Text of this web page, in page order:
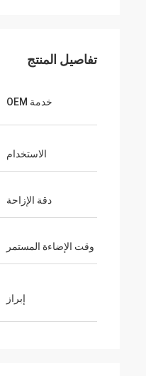
تفاصيل المنتج
خدمة OEM
الاستخدام
دقة الإزاحة
وقت الإضاءة المستمر
إبراز